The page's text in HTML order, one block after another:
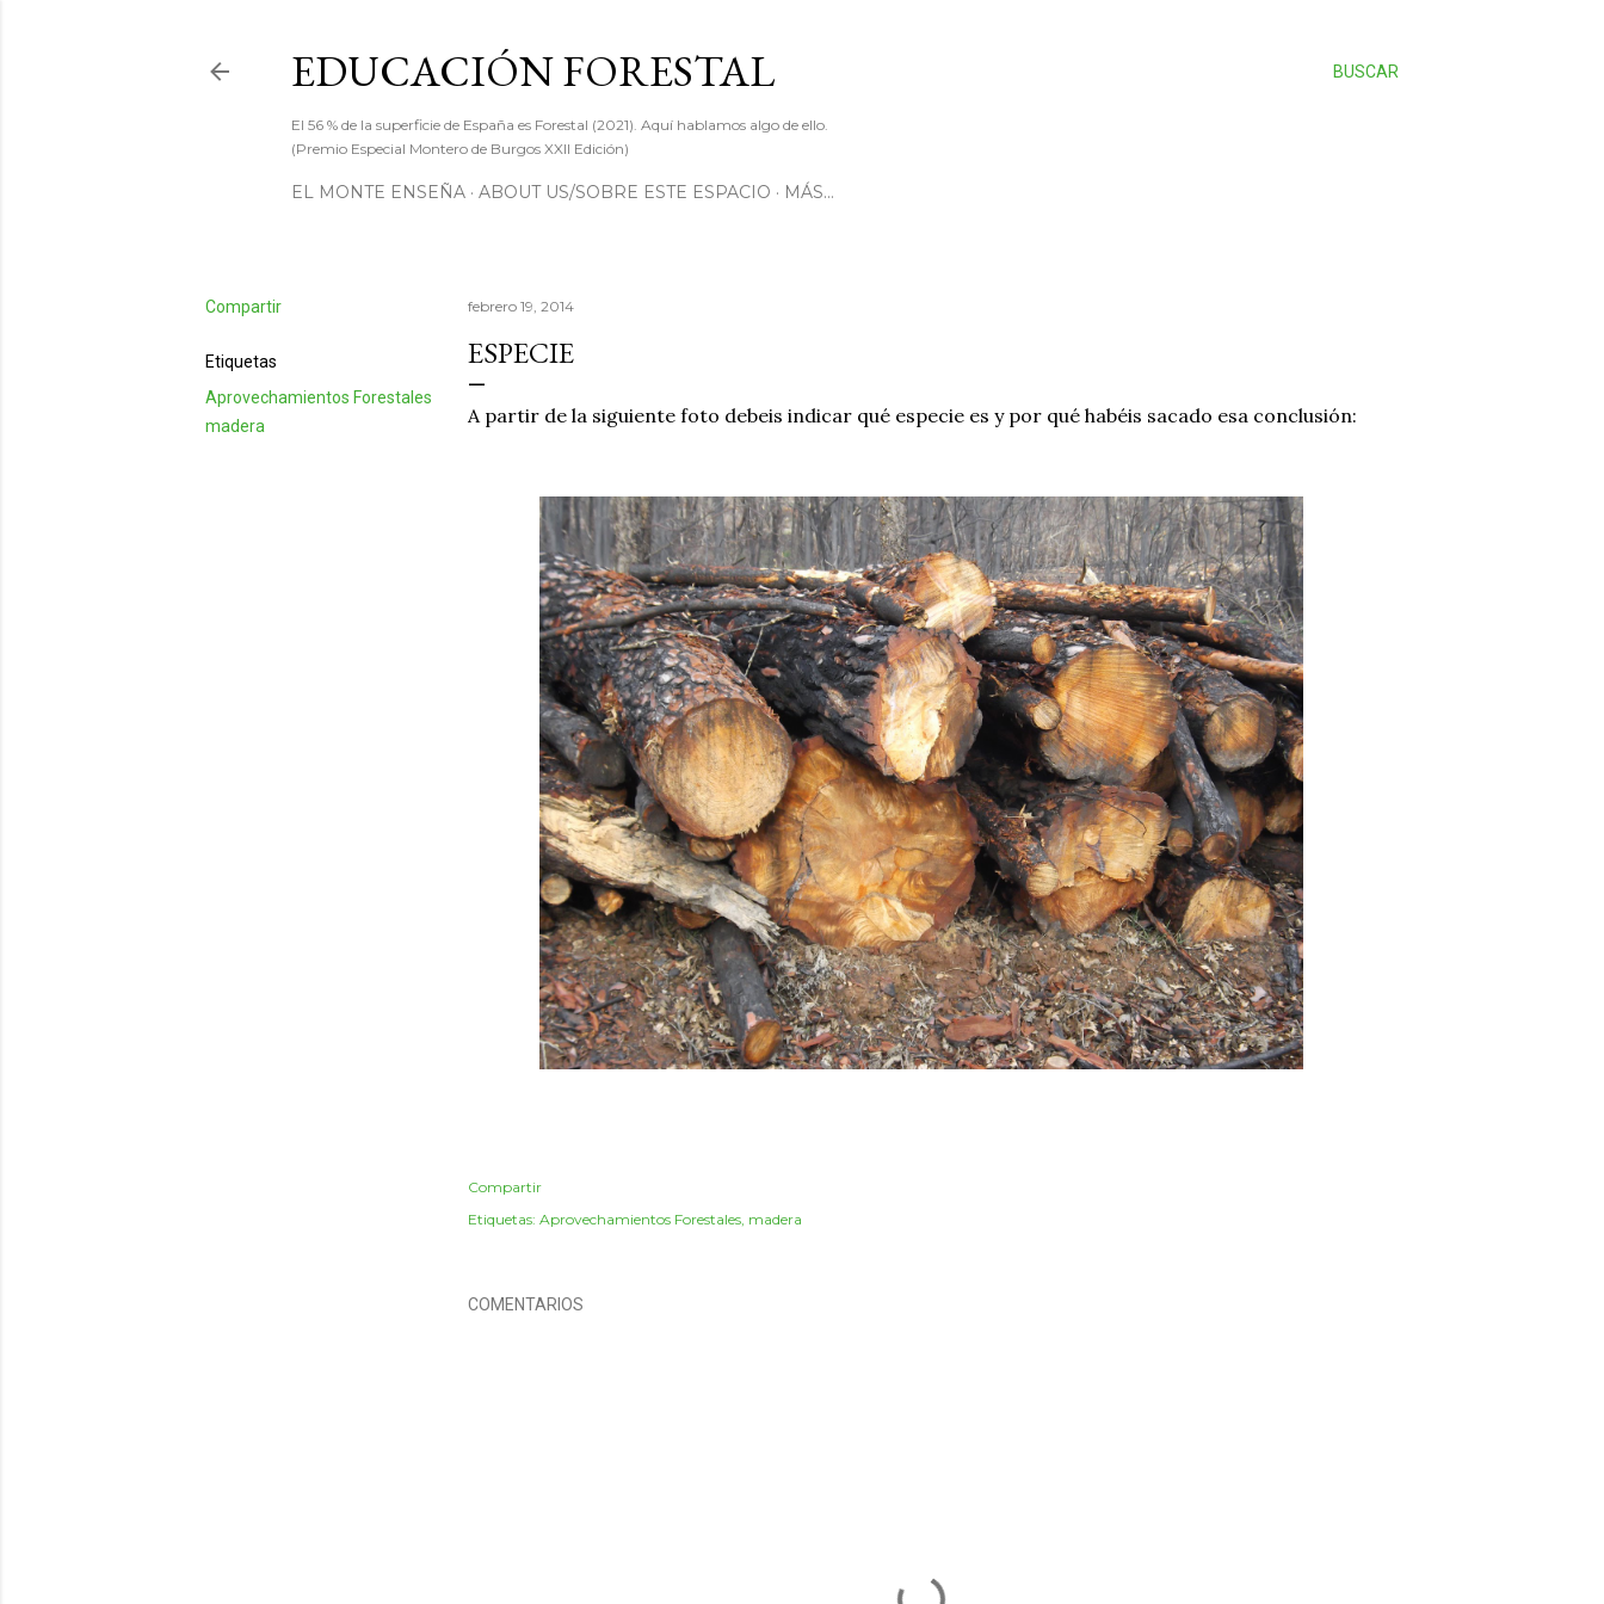
BUSCAR
EDUCACIÓN FORESTAL
El 56 % de la superficie de España es Forestal (2021). Aquí hablamos algo de ello.
(Premio Especial Montero de Burgos XXII Edición)
EL MONTE ENSEÑA ABOUT US/SOBRE ESTE ESPACIO MÁS…
Compartir
Etiquetas
Aprovechamientos Forestales
madera
febrero 19, 2014
ESPECIE
A partir de la siguiente foto debeis indicar qué especie es y por qué habéis sacado esa conclusión:
Compartir
Etiquetas: Aprovechamientos Forestales madera
COMENTARIOS